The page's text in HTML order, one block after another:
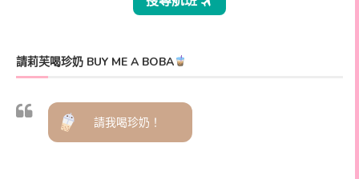
請莉芙喝珍奶 BUY ME A BOBA
請我喝珍奶！